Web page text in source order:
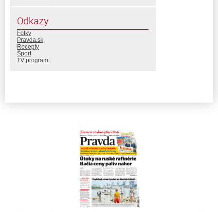
Odkazy
Fotky
Pravda.sk
Recepty
Šport
TV program